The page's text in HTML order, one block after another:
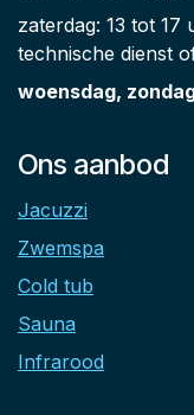
zaterdag: 13 tot
technische dienst
woensdag,
Ons aanbod
Jacuzzi
Zwemspa
Cold tub
Sauna
Infrarood